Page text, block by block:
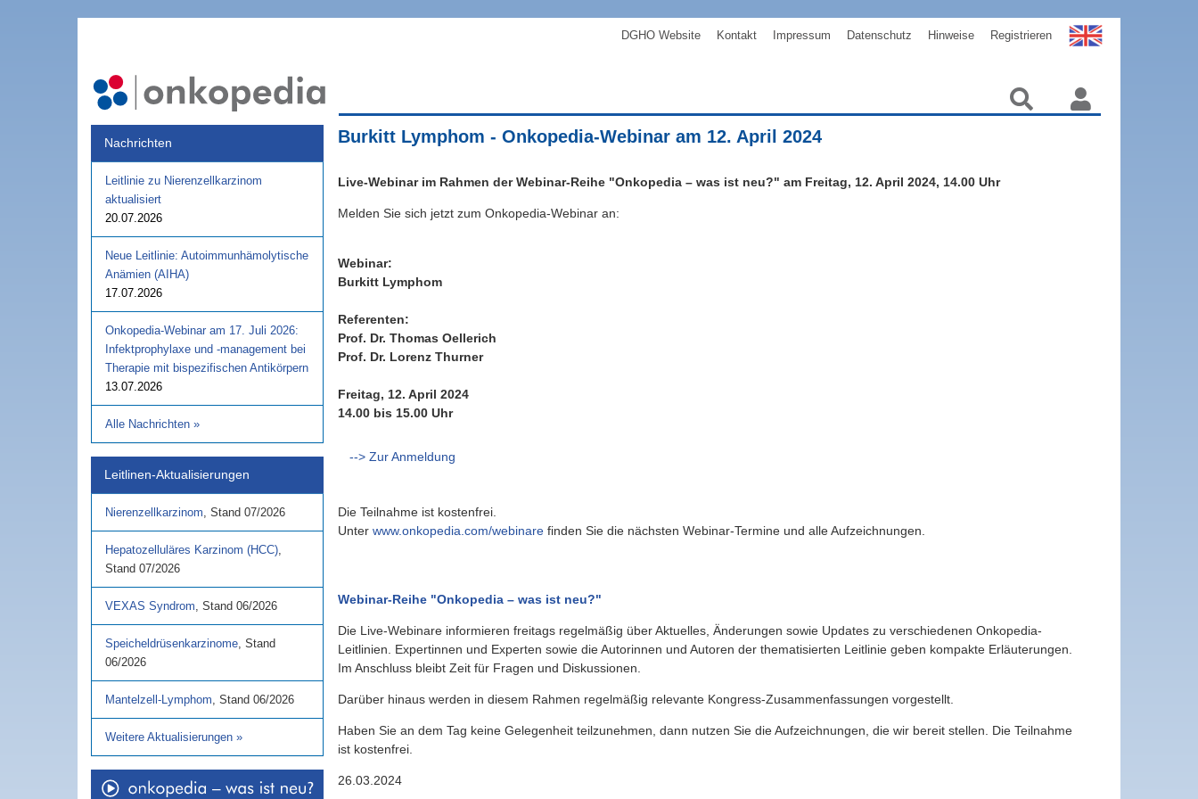
DGHO Website Kontakt Impressum Datenschutz Hinweise Registrieren
Nachrichten
Leitlinie zu Nierenzellkarzinom
aktualisiert
20.07.2026
Neue Leitlinie: Autoimmunhämolytische
Anämien (AIHA)
17.07.2026
Onkopedia-Webinar am 17. Juli 2026:
Infektprophylaxe und -management bei
Therapie mit bispezifischen Antikörpern
13.07.2026
Alle Nachrichten »
Leitlinen-Aktualisierungen
Nierenzellkarzinom, Stand 07/2026
Hepatozelluläres Karzinom (HCC),
Stand 07/2026
VEXAS Syndrom, Stand 06/2026
Speicheldrüsenkarzinome, Stand
06/2026
Mantelzell-Lymphom, Stand 06/2026
Weitere Aktualisierungen »
Burkitt Lymphom - Onkopedia-Webinar am 12. April 2024
Live-Webinar im Rahmen der Webinar-Reihe "Onkopedia – was ist neu?" am Freitag, 12. April 2024, 14.00 Uhr
Melden Sie sich jetzt zum Onkopedia-Webinar an:
Webinar:
Burkitt Lymphom
Referenten:
Prof. Dr. Thomas Oellerich
Prof. Dr. Lorenz Thurner
Freitag, 12. April 2024
14.00 bis 15.00 Uhr
--> Zur Anmeldung
Die Teilnahme ist kostenfrei.
Unter www.onkopedia.com/webinare finden Sie die nächsten Webinar-Termine und alle Aufzeichnungen.
Webinar-Reihe "Onkopedia – was ist neu?"
Die Live-Webinare informieren freitags regelmäßig über Aktuelles, Änderungen sowie Updates zu verschiedenen Onkopedia-
Leitlinien. Expertinnen und Experten sowie die Autorinnen und Autoren der thematisierten Leitlinie geben kompakte Erläuterungen.
Im Anschluss bleibt Zeit für Fragen und Diskussionen.
Darüber hinaus werden in diesem Rahmen regelmäßig relevante Kongress-Zusammenfassungen vorgestellt.
Haben Sie an dem Tag keine Gelegenheit teilzunehmen, dann nutzen Sie die Aufzeichnungen, die wir bereit stellen. Die Teilnahme
ist kostenfrei.
26.03.2024